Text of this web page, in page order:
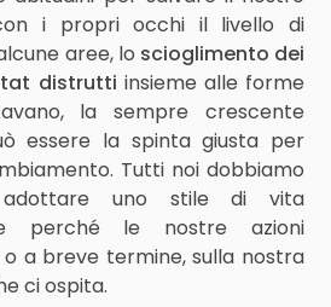
i propri occhi il livello di
aree, lo scioglimento dei
distrutti insieme alle forme
la sempre crescente
essere la spinta giusta per
Tutti noi dobbiamo
adottare uno stile di vita
perché le nostre azioni
o a breve termine, sulla nostra
ci ospita.